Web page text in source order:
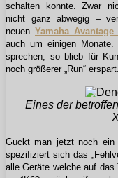
schalten konnte. Zwar
nicht ganz abwegig –
neuen Yamaha
auch um einigen
sprechen, so blieb für
noch größerer „Run“ erspart.
Eines der
Guckt man jetzt noch ein
spezifiziert sich das
alle Geräte welche auf